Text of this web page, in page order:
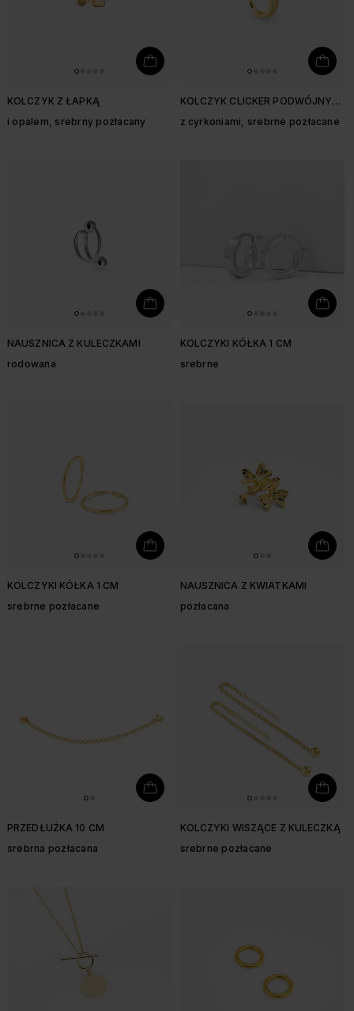
KOLCZYK Z ŁAPKĄ
i opalem, srebrny pozłacany
KOLCZYK CLICKER PODWÓJNY
z cyrkoniami, srebrne pozłacane
NAUSZNICA Z KULECZKAMI
rodowana
KOLCZYKI KÓŁKA 1 CM
srebrne
KOLCZYKI KÓŁKA 1 CM
srebrne pozłacane
NAUSZNICA Z KWIATKAMI
pozłacana
PRZEDŁUŻKA 10 CM
srebrna pozłacana
KOLCZYKI WISZĄCE Z KULECZKĄ
srebrne pozłacane